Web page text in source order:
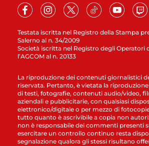
Testata iscritta nel Registro della Stampa
Salerno al n. 34/2009
Società iscritta nel Registro degli Operatori
l’AGCOM al n. 20133
La riproduzione dei contenuti giornalistici
riservata. Pertanto, è vietata la riproduzione
di testi, fotografie, contenuti audio/video,
aziendali e pubblicitarie, con qualsiasi
elettronico/digitale o per mezzo di
tutto quanto è ascrivibile a copia non
non è responsabile dei commenti presenti
esercitare un controllo continuo resta
segnalazione qualora gli stessi risultano